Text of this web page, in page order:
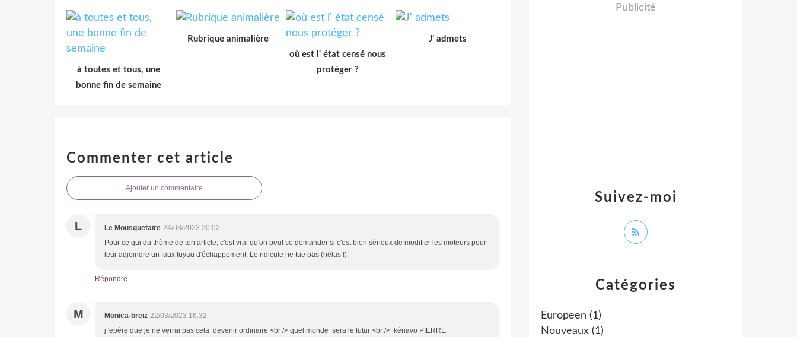
à toutes et tous, une
bonne fin de semaine
Rubrique animalière
où est l' état censé nous
protéger ?
J' admets
Commenter cet article
Ajouter un commentaire
L Le Mousquetaire 24/03/2023 20:02
Pour ce qui du thème de ton article, c'est vrai qu'on peut se demander si c'est bien sérieux de modifier les moteurs pour
leur adjoindre un faux tuyau d'échappement. Le ridicule ne tue pas (hélas !).
Répondre
M Monica-breiz 22/03/2023 16:32
j 'epére que je ne verrai pas cela devenir ordinaire <br /> quel monde sera le futur <br /> kénavo PIERRE
Catégories
Europeen (1)
Nouveaux (1)
Suivez-moi
Publicité